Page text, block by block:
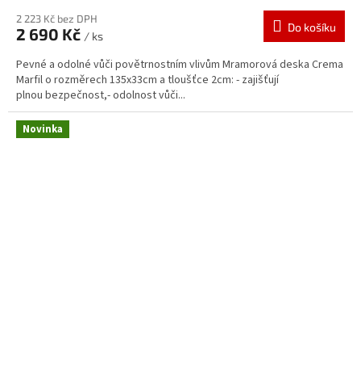
2 223 Kč bez DPH
2 690 Kč / ks
Do košíku
Pevné a odolné vůči povětrnostním vlivům Mramorová deska Crema
Marfil o rozměrech 135x33cm a tloušťce 2cm: - zajišťují
plnou bezpečnost,- odolnost vůči...
Novinka